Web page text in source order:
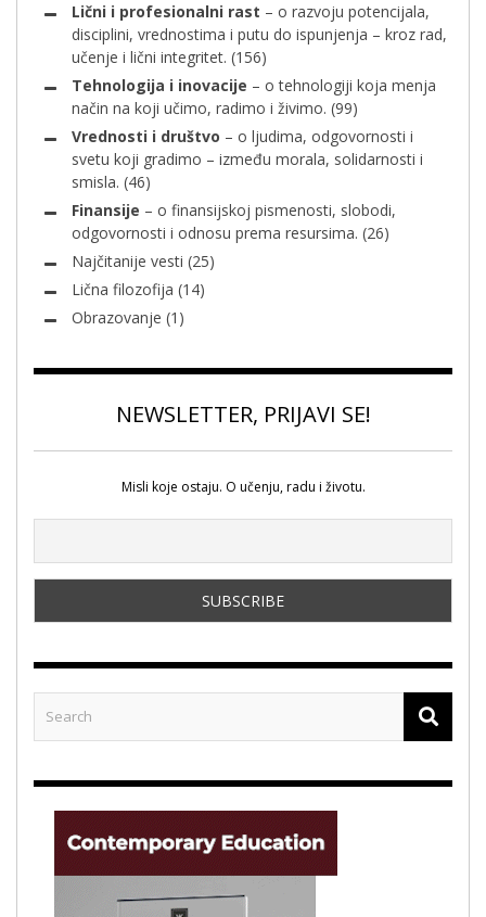
Lični i profesionalni rast – o razvoju potencijala,
disciplini, vrednostima i putu do ispunjenja – kroz rad,
učenje i lični integritet. (156)
Tehnologija i inovacije – o tehnologiji koja menja
način na koji učimo, radimo i živimo. (99)
Vrednosti i društvo – o ljudima, odgovornosti i
svetu koji gradimo – između morala, solidarnosti i
smisla. (46)
Finansije – o finansijskoj pismenosti, slobodi,
odgovornosti i odnosu prema resursima. (26)
Najčitanije vesti (25)
Lična filozofija (14)
Obrazovanje (1)
NEWSLETTER, PRIJAVI SE!
Misli koje ostaju. O učenju, radu i životu.